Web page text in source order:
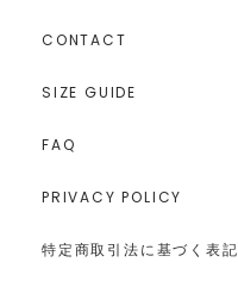
CONTACT
SIZE GUIDE
FAQ
PRIVACY POLICY
特定商取引法に基づく表記